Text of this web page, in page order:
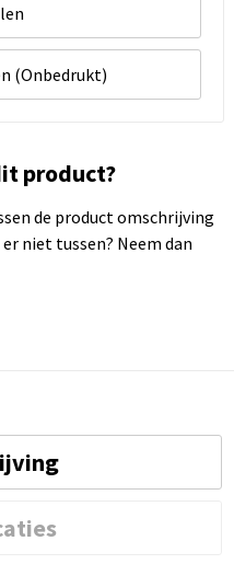
(Onbedrukt)
product?
de product omschrijving
niet tussen? Neem dan